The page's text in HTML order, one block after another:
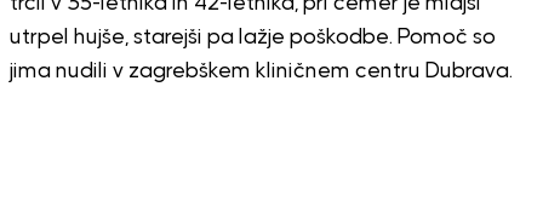
utrpel hujše, starejši pa lažje poškodbe. Pomoč so
jima nudili v zagrebškem kliničnem centru Dubrava.